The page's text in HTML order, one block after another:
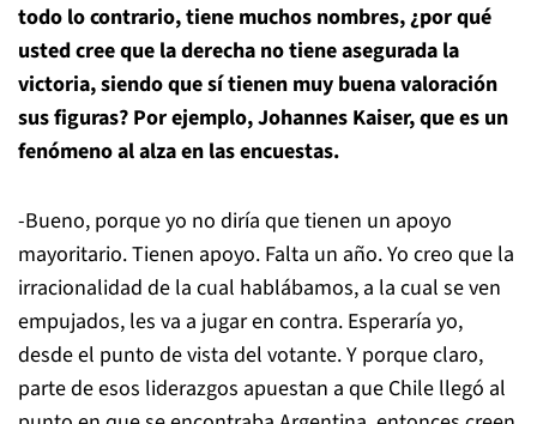
todo lo contrario, tiene muchos nombres, ¿por qué
usted cree que la derecha no tiene asegurada la
victoria, siendo que sí tienen muy buena valoración
sus figuras? Por ejemplo, Johannes Kaiser, que es un
fenómeno al alza en las encuestas.
-Bueno, porque yo no diría que tienen un apoyo
mayoritario. Tienen apoyo. Falta un año. Yo creo que la
irracionalidad de la cual hablábamos, a la cual se ven
empujados, les va a jugar en contra. Esperaría yo,
desde el punto de vista del votante. Y porque claro,
parte de esos liderazgos apuestan a que Chile llegó al